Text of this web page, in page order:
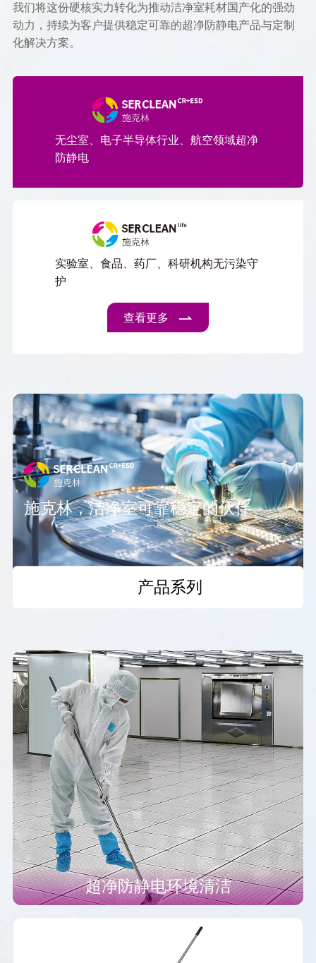
我们将这份硬核实力转化为推动洁净室耗材国产化的强劲
动力，持续为客户提供稳定可靠的超净防静电产品与定制
化解决方案。
无尘室、电子半导体行业、航空领域超净
防静电
实验室、食品、药厂、科研机构无污染守
护
查看更多
施克林，洁净室可靠稳定的伙伴
产品系列
超净防静电环境清洁